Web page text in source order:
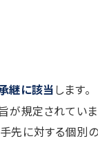
継に該当します。
規定されていま
先に対する個別